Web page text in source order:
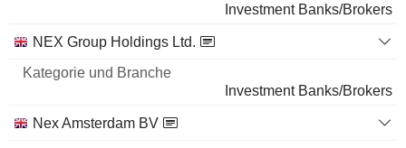
Investment Banks/Brokers
NEX Group Holdings Ltd.
Investment Banks/Brokers
Nex Amsterdam BV